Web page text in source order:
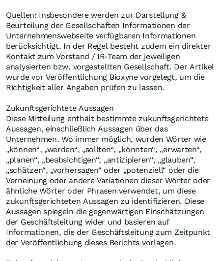
Quellen: Insbesondere werden zur Darstellung &
Beurteilung der Gesellschaften Informationen der
Unternehmenswebseite verfügbaren Informationen
berücksichtigt. In der Regel besteht zudem ein direkter
Kontakt zum Vorstand / IR-Team der jeweiligen
analysierten bzw. vorgestellten Gesellschaft. Der Artikel
wurde vor Veröffentlichung Bioxyne vorgelegt, um die
Richtigkeit aller Angaben prüfen zu lassen.
Zukunftsgerichtete Aussagen
Diese Mitteilung enthält bestimmte zukunftsgerichtete
Aussagen, einschließlich Aussagen über das
Unternehmen. Wo immer möglich, wurden Wörter wie
„können“, „werden“, „sollten“, „könnten“, „erwarten“,
„planen“, „beabsichtigen“, „antizipieren“, „glauben“,
„schätzen“, „vorhersagen“ oder „potenziell“ oder die
Verneinung oder andere Variationen dieser Wörter oder
ähnliche Wörter oder Phrasen verwendet, um diese
zukunftsgerichteten Aussagen zu identifizieren. Diese
Aussagen spiegeln die gegenwärtigen Einschätzungen
der Geschäftsleitung wider und basieren auf
Informationen, die der Geschäftsleitung zum Zeitpunkt
der Veröffentlichung dieses Berichts vorlagen.